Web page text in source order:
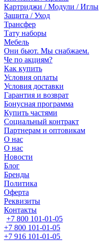
Картриджи / Модули / Иглы
Защита / Уход
Трансфер
Тату наборы
Мебель
Они бьют. Мы снабжаем.
Че по акциям?
Как купить
Условия оплаты
Условия доставки
Гарантия и возврат
Бонусная программа
Купить частями
Социальный контракт
Партнерам и оптовикам
О нас
О нас
Новости
Блог
Бренды
Политика
Оферта
Реквизиты
Контакты
+7 800 101-01-05
+7 800 101-01-05
+7 916 101-01-05